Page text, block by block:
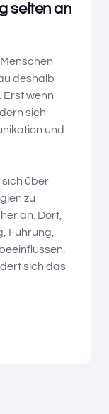
selten an
deshalb
Erst wenn
sich
und
sich über
zu
an. Dort,
Führung,
sich das